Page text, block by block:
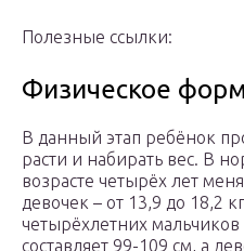
Полезные ссылки:
Физическое
В данный этап ребёнок
расти и набирать вес. В
возрасте четырёх лет
девочек – от 13,9 до 18,2
четырёхлетних
составляет 99-109 см, а